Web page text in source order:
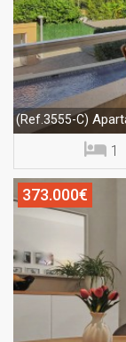
(Ref.3555-C)
1
373.000€